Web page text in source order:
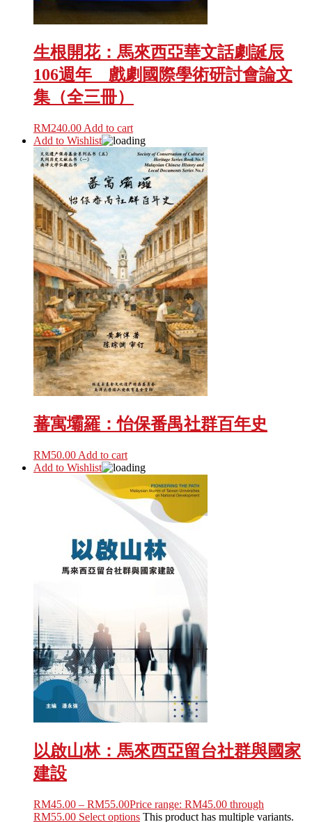
生根開花：馬來西亞華文話劇誕辰
106週年 戲劇國際學術研討會論文
集（全三冊）
RM240.00 Add to cart
Add to Wishlist
蕃寓壩羅：怡保番禺社群百年史
RM50.00 Add to cart
Add to Wishlist
以啟山林：馬來西亞留台社群與國家
建設
RM45.00 – RM55.00Price range: RM45.00 through
RM55.00 Select options This product has multiple variants.